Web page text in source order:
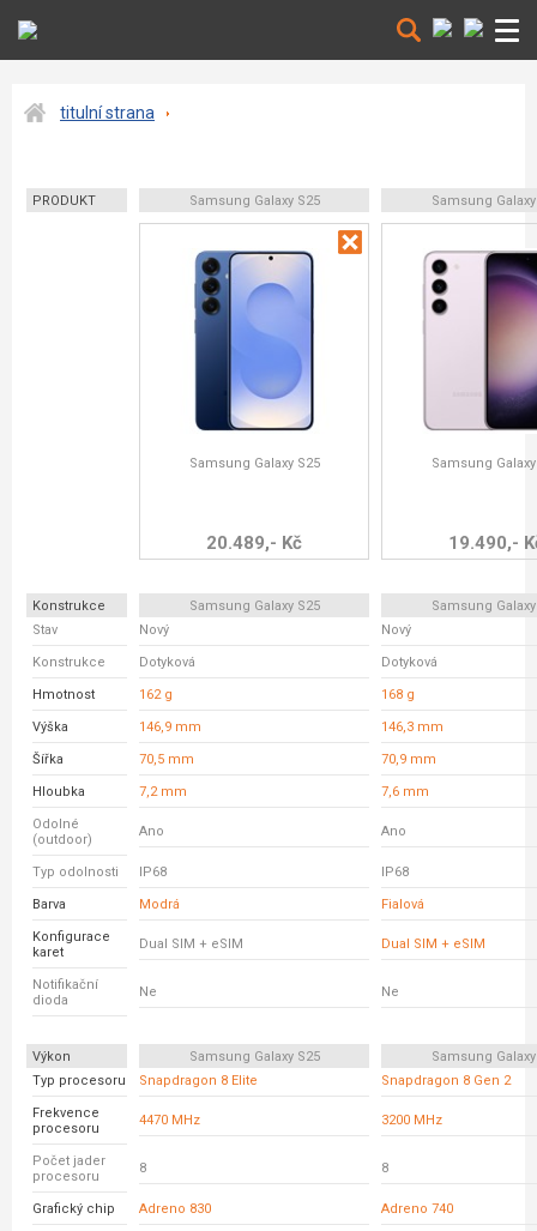
titulní strana
PRODUKT Samsung Galaxy S25 Samsung Galaxy
Samsung Galaxy S25
20.489,- Kč
Samsung Galaxy
19.490,-
Konstrukce Samsung Galaxy S25
Samsung Galaxy
Stav
Nový Nový
Konstrukce Dotyková Dotyková
Hmotnost 162 g 168 g
Výška 146,9 mm 146,3 mm
Šířka 70,5 mm 70,9 mm
Hloubka 7,2 mm 7,6 mm
Odolné
(outdoor)
Ano Ano
Typ odolnosti IP68 IP68
Barva Modrá Fialová
Konfigurace
karet
Dual SIM + eSIM Dual SIM + eSIM
Notifikační
dioda
Ne Ne
Výkon Samsung Galaxy S25
Samsung Galaxy
Typ procesoru
Snapdragon 8 Elite Snapdragon 8 Gen 2
Frekvence
procesoru
4470 MHz 3200 MHz
Počet jader
procesoru
8 8
Grafický chip Adreno 830 Adreno 740